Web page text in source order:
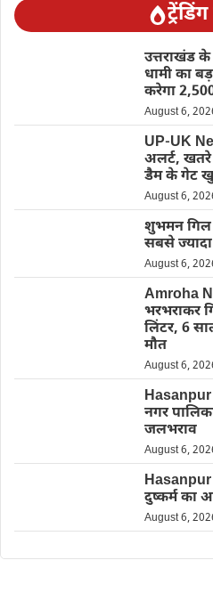
उत्तराखंड
धामी का
करेगा
August 6,
UP-UK
अलर्ट, खतरे
डैम के गेट
August 6,
शुभमन गिल
सबसे
August 6,
Amroha
भरभराकर
लिंटर, 6
मौत
August 6,
Hasanpur
नगर
जलभराव
August 6,
Hasanpur
दुष्कर्म का
August 6,